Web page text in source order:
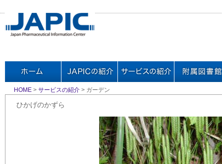
HOME > サービスの紹介 > ガーデン
ひかげのかずら